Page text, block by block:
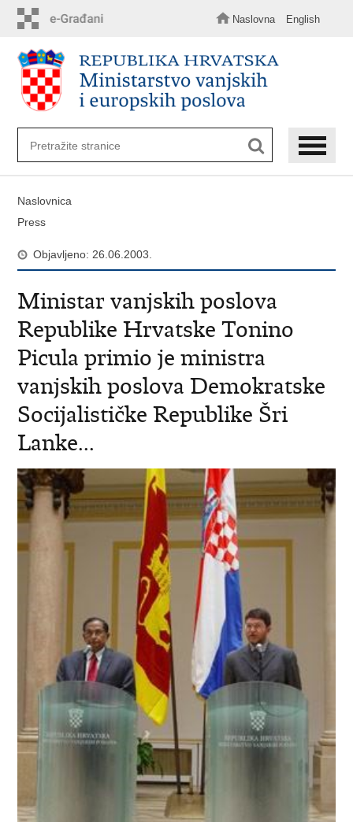
sadržaj
Naslovna English
Naslovnica
Press
Objavljeno: 26.06.2003.
Ministar vanjskih poslova
Republike Hrvatske Tonino
Picula primio je ministra
vanjskih poslova Demokratske
Socijalističke Republike Šri
Lanke...